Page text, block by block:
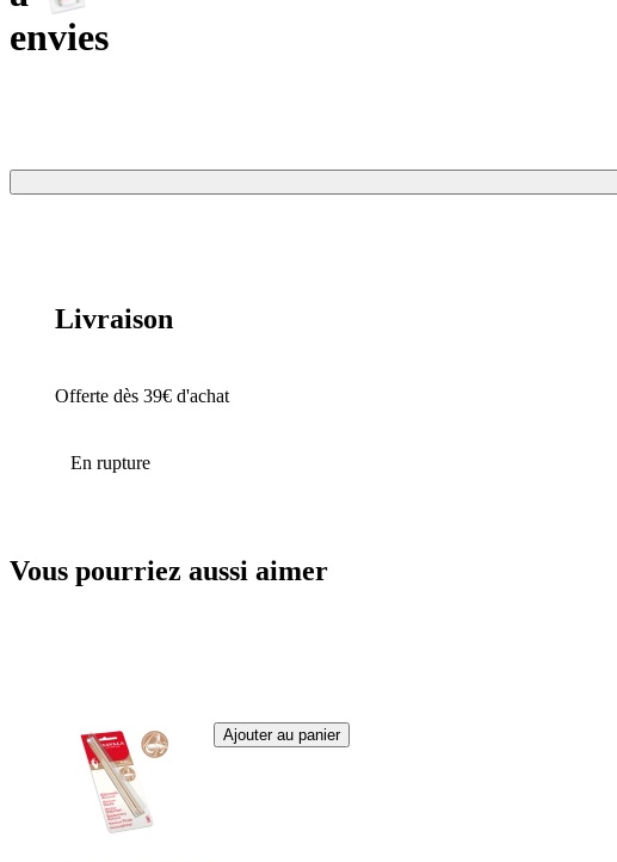
envies
Livraison
Offerte dès 39€ d'achat
En rupture
Vous pourriez aussi aimer
Ajouter au panier